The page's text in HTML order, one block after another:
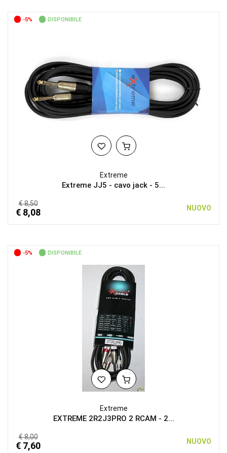
-5% DISPONIBILE
Extreme
Extreme JJ5 - cavo jack - 5...
€ 8,50
€ 8,08 NUOVO
-5% DISPONIBILE
Extreme
EXTREME 2R2J3PRO 2 RCAM - 2...
€ 8,00
€ 7,60 NUOVO